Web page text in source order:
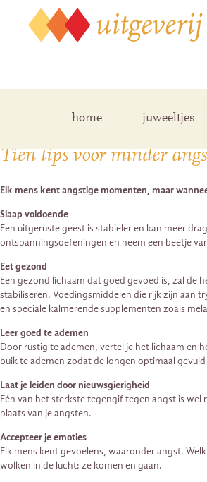
home juweeltjes
Posts Tagged ‘paniek’
Tien tips voor minder
Elk mens kent angstige momenten, maar
Slaap voldoende
Een uitgeruste geest is stabieler en kan meer
ontspanningsoefeningen en neem een beetje
Eet gezond
Een gezond lichaam dat goed gevoed is, zal de
stabiliseren. Voedingsmiddelen die rijk zijn aan
en speciale kalmerende supplementen zoals
Leer goed te ademen
Door rustig te ademen, vertel je het lichaam en
buik te ademen zodat de longen optimaal
Laat je leiden door nieuwsgierigheid
Eén van het sterkste tegengif tegen angst is
plaats van je angsten.
Accepteer je emoties
Elk mens kent gevoelens, waaronder angst.
wolken in de lucht: ze komen en gaan.